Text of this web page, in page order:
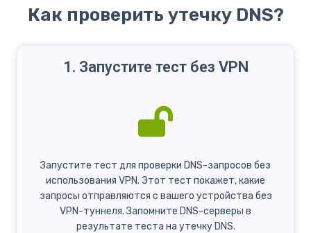
Как проверить утечку DNS?
1. Запустите тест без VPN
Запустите тест для проверки DNS-запросов без
использования VPN. Этот тест покажет, какие
запросы отправляются с вашего устройства без
VPN-туннеля. Запомните DNS-серверы в
результате теста на утечку DNS.